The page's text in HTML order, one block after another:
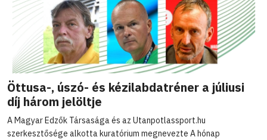
Öttusa-, úszó- és kézilabdatréner a júliusi
díj három jelöltje
A Magyar Edzők Társasága és az Utanpotlassport.hu
szerkesztősége alkotta kuratórium megnevezte A hónap